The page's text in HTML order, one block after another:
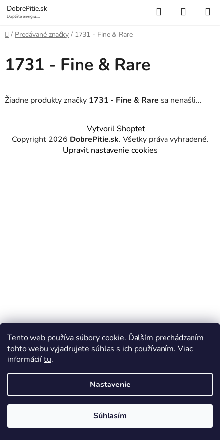
Tento web používa súbory cookie. Ďalším prechádzaním
tohto webu vyjadrujete súhlas s ich používaním. Viac
informáciítu.
Nastavenie
Súhlasím
Prejsť
na
obsah
DobrePitie.sk
Doplňte energiu,
Hľadať
KOŠÍK
Domov
/ Predávané značky / 1731 - Fine & Rare
1731 - Fine & Rare
Žiadne produkty značky 1731 - Fine & Rare sa nenašli...
Vytvoril Shoptet
Copyright 2026 DobrePitie.sk. Všetky práva vyhradené.
Upraviť nastavenie cookies